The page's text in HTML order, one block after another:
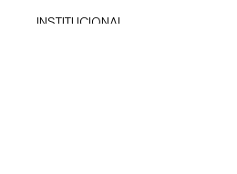
INSTITUCIONAL